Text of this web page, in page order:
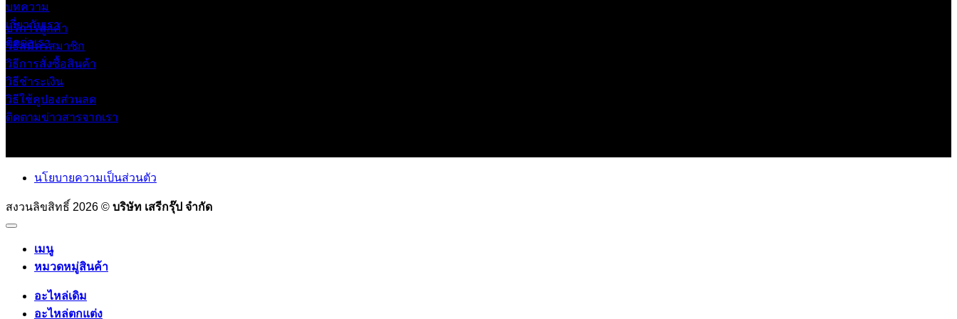
บทความ
เกี่ยวกับเรา
ติดต่อเรา
บริการลูกค้า
วิธีสมัครสมาชิก
วิธีการสั่งซื้อสินค้า
วิธีชำระเงิน
วิธีใช้คูปองส่วนลด
ติดตามข่าวสารจากเรา
นโยบายความเป็นส่วนตัว
สงวนลิขสิทธิ์ 2026 © บริษัท เสรีกรุ๊ป จำกัด
เมนู
หมวดหมู่สินค้า
อะไหล่เดิม
อะไหล่ตกแต่ง